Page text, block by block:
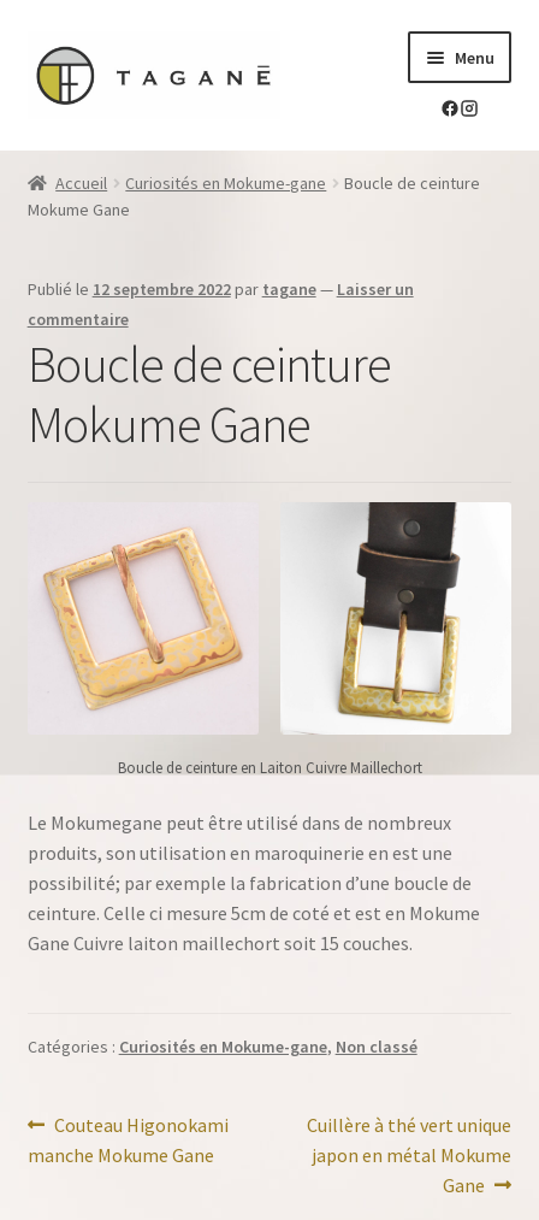
Aller
Aller
au
contenu
Menu
Le sur-mesure en mokume-gane
Mes réalisations
Blog Tagane
Contact
Accueil Curiosités en Mokume-gane
Boucle de ceinture
Mokume Gane
Publié le 12 septembre 2022par tagane— Laisser un
commentaire
Boucle de ceinture
Mokume Gane
Boucle de ceinture en Laiton Cuivre Maillechort
Le Mokumegane peut être utilisé dans de nombreux
produits, son utilisation en maroquinerie en est une
possibilité; par exemple la fabrication d’une boucle de
ceinture. Celle ci mesure 5cm de coté et est en Mokume
Gane Cuivre laiton maillechort soit 15 couches.
Catégories : Curiosités en Mokume-gane, Non classé
Navigation
de
Article
précédent :
Couteau Higonokami
manche Mokume Gane
Article
suivant :
Cuillère à thé vert unique
japon en métal Mokume
Gane